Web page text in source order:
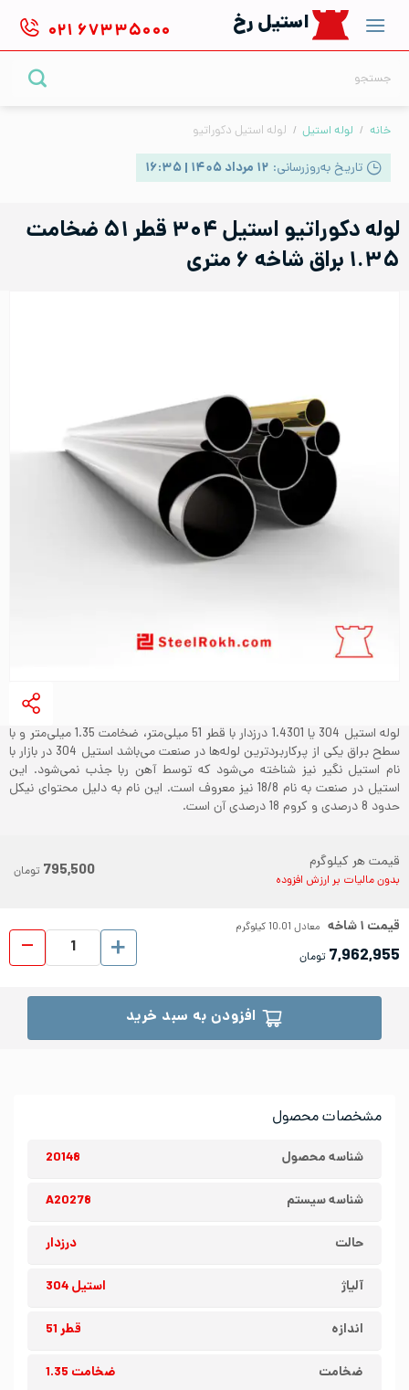
content
استیل رخ ۰۲۱ ۶۷۳۳۵۰۰۰
خانه / لوله استیل / لوله استیل دکوراتیو
تاریخ به‌روزرسانی: ۱۲ مرداد ۱۴۰۵ | ۱۶:۳۵
مشخصات محصول
شناسه محصول 20148
شناسه سیستم A20278
حالت درزدار
آلیاژ استیل 304
اندازه قطر 51
ضخامت ضخامت 1.35
لوله دکوراتیو استیل ۳۰۴ قطر ۵۱ ضخامت
۱.۳۵ براق شاخه ۶ متری
لوله استیل 304 یا 1.4301 درزدار با قطر 51 میلی‌متر، ضخامت 1.35 میلی‌متر و با
سطح براق یکی از پرکاربردترین لوله‌ها در صنعت می‌باشد‌ استیل 304 در بازار با
نام استیل نگیر نیز شناخته می‌شود که توسط آهن ربا جذب نمی‌شود. این
استیل در صنعت به نام 18/8 نیز معروف است. این نام به دلیل محتوای نیکل
حدود 8 درصدی و کروم 18 درصدی آن است.
قیمت هر کیلوگرم
بدون مالیات بر ارزش افزوده 795,500 تومان
قیمت ۱شاخه معادل 10.01 کیلوگرم
7,962,955 تومان
افزودن به سبد خرید